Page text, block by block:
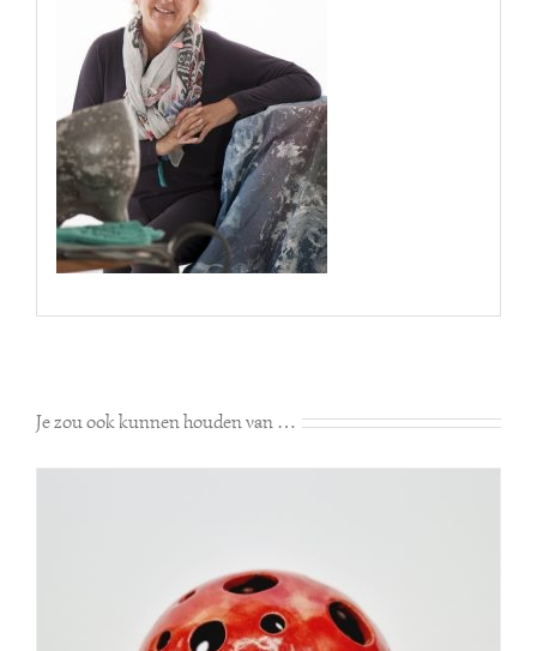
Je zou ook kunnen houden van …